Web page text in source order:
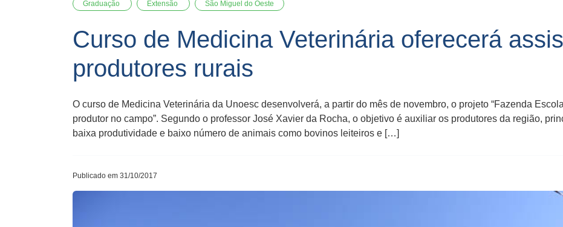
Graduação Extensão São Miguel do Oeste
Curso de Medicina Veterinária oferecerá
produtores rurais
O curso de Medicina Veterinária da Unoesc desenvolverá, a partir do mês de novembro, o projeto “Fazenda
produtor no campo”. Segundo o professor José Xavier da Rocha, o objetivo é auxiliar os produtores da região,
baixa produtividade e baixo número de animais como bovinos leiteiros e […]
Publicado em 31/10/2017